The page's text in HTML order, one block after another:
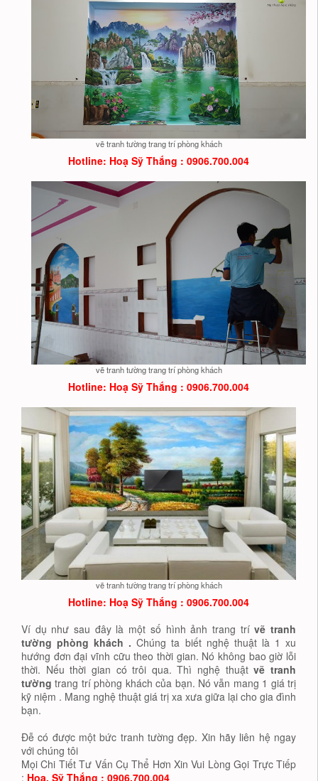
vẽ tranh tường trang trí phòng khách
Hotline: Hoạ Sỹ Thắng : 0906.700.004
vẽ tranh tường trang trí phòng khách
Hotline: Hoạ Sỹ Thắng : 0906.700.004
vẽ tranh tường trang trí phòng khách
Hotline: Hoạ Sỹ Thắng : 0906.700.004
Ví dụ như sau đây là một số hình ảnh trang trívẽ tranh
tường phòng khách .Chúng ta biết nghệ thuật là 1 xu
hướng đơn đại vĩnh cữu theo thời gian. Nó không bao giờ lỗi
thời. Nếu thời gian có trôi qua. Thì nghệ thuậtvẽ tranh
tường trang trí phòng khách của bạn. Nó vẫn mang 1 giá trị
kỹ niệm . Mang nghệ thuật giá trị xa xưa giữa lại cho gia đình
bạn.
Đễ có được một bức tranh tường đẹp. Xin hãy liên hệ ngay
với chúng tôi
Mọi Chi Tiết Tư Vấn Cụ Thể Hơn Xin Vui Lòng Gọi Trực Tiếp
: Hoa. Sỹ Thắng : 0906.700.004